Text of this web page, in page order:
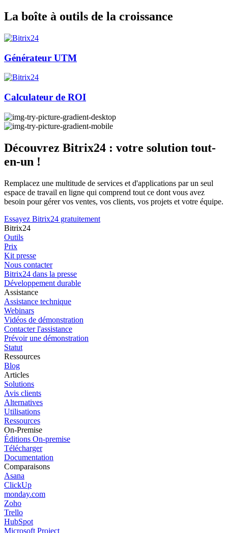
La boîte à outils de la croissance
Générateur UTM
Calculateur de ROI
Découvrez Bitrix24 : votre solution tout-
en-un !
Remplacez une multitude de services et d'applications par un seul
espace de travail en ligne qui comprend tout ce dont vous avez
besoin pour gérer vos ventes, vos clients, vos projets et votre équipe.
Essayez Bitrix24 gratuitement
Bitrix24
Outils
Prix
Kit presse
Nous contacter
Bitrix24 dans la presse
Développement durable
Assistance
Assistance technique
Webinars
Vidéos de démonstration
Contacter l'assistance
Prévoir une démonstration
Statut
Ressources
Blog
Articles
Solutions
Avis clients
Alternatives
Utilisations
Ressources
On-Premise
Éditions On-premise
Télécharger
Documentation
Comparaisons
Asana
ClickUp
monday.com
Zoho
Trello
HubSpot
Microsoft Project